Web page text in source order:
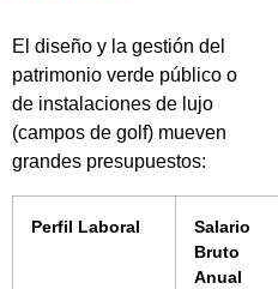
El diseño y la gestión del
patrimonio verde público o
de instalaciones de lujo
(campos de golf) mueven
grandes presupuestos:
Perfil Laboral
Salario
Bruto
Anual